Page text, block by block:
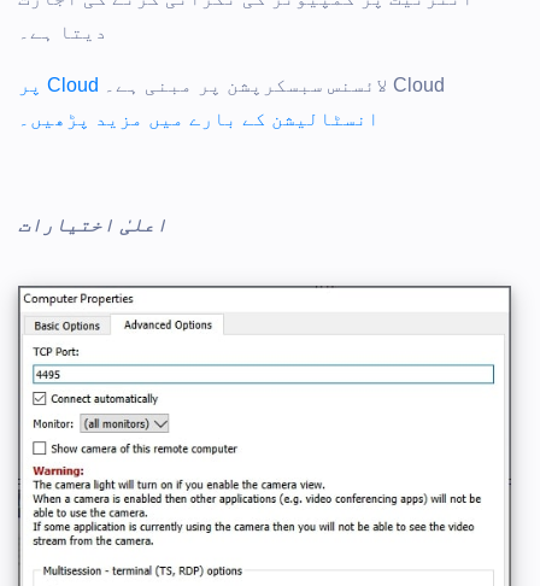
دیتا ہے۔
Cloud لائسنس سبسکرپشن پر مبنی ہے۔
Cloud پر
انسٹالیشن کے بارے میں مزید پڑھیں۔
اعلیٰ اختیارات